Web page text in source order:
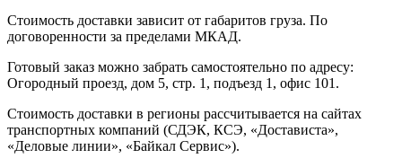
Стоимость доставки зависит от габаритов груза. По
договоренности за пределами МКАД.
Готовый заказ можно забрать самостоятельно по адресу:
Огородный проезд, дом 5, стр. 1, подъезд 1, офис 101.
Стоимость доставки в регионы рассчитывается на сайтах
транспортных компаний (СДЭК, КСЭ, «Достависта»,
«Деловые линии», «Байкал Сервис»).